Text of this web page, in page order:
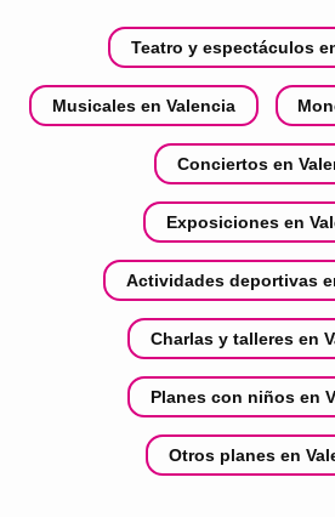
Teatro y espectáculos
Musicales en Valencia
Conciertos en
Exposiciones en
Actividades deportivas
Charlas y talleres en
Planes con niños en
Otros planes en